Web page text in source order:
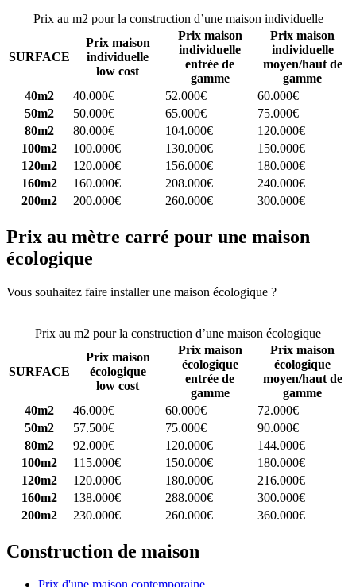
Prix au m2 pour la construction d’une maison individuelle
SURFACE
Prix maison
individuelle
low cost
Prix maison
individuelle
entrée de
gamme
Prix maison
individuelle
moyen/haut de
gamme
40m2
40.000€ 52.000€
60.000€
50m2
50.000€ 65.000€
75.000€
80m2
80.000€ 104.000€
120.000€
100m2
100.000€ 130.000€
150.000€
120m2
120.000€ 156.000€
180.000€
160m2
160.000€ 208.000€
240.000€
200m2
200.000€ 260.000€ 300.000€
Prix au mètre carré pour une maison
écologique
Vous souhaitez faire installer une maison écologique ?
Prix au m2 pour la construction d’une maison écologique
SURFACE
Prix maison
écologique
low cost
Prix maison
écologique
entrée de
gamme
Prix maison
écologique
moyen/haut de
gamme
40m2
46.000€ 60.000€
72.000€
50m2
57.500€ 75.000€
90.000€
80m2
92.000€ 120.000€
144.000€
100m2
115.000€ 150.000€
180.000€
120m2
120.000€ 180.000€
216.000€
160m2
138.000€ 288.000€
300.000€
200m2
230.000€ 260.000€ 360.000€
Construction de maison